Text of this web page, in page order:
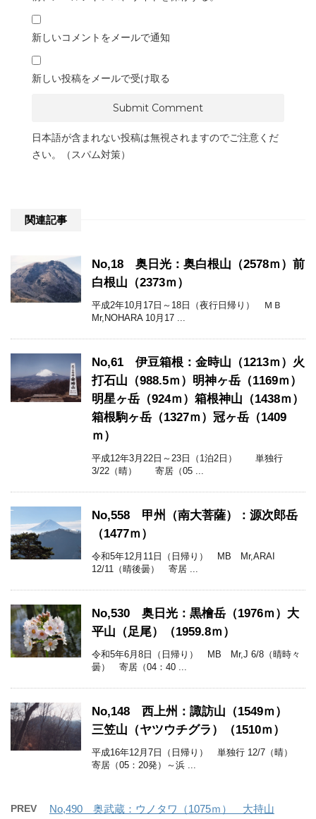
新しいコメントをメールで通知
新しい投稿をメールで受け取る
日本語が含まれない投稿は無視されますのでご注意くだ
さい。（スパム対策）
関連記事
No,18 奥日光：奥白根山（2578ｍ）前
白根山（2373ｍ）
平成2年10月17日～18日（夜行日帰り） ＭＢ
Mr,NOHARA 10月17 ...
No,61 伊豆箱根：金時山（1213ｍ）火
打石山（988.5ｍ）明神ヶ岳（1169ｍ）
明星ヶ岳（924ｍ）箱根神山（1438ｍ）
箱根駒ヶ岳（1327ｍ）冠ヶ岳（1409
ｍ）
平成12年3月22日～23日（1泊2日） 単独行
3/22（晴） 寄居（05 ...
No,558 甲州（南大菩薩）：源次郎岳
（1477ｍ）
令和5年12月11日（日帰り） MB Mr,ARAI
12/11（晴後曇） 寄居 ...
No,530 奥日光：黒檜岳（1976ｍ）大
平山（足尾）（1959.8ｍ）
令和5年6月8日（日帰り） MB Mr,J 6/8（晴時々
曇） 寄居（04：40 ...
No,148 西上州：諏訪山（1549ｍ）
三笠山（ヤツウチグラ）（1510ｍ）
平成16年12月7日（日帰り） 単独行 12/7（晴）
寄居（05：20発）～浜 ...
PREV
No,490 奥武蔵：ウノタワ（1075ｍ） 大持山